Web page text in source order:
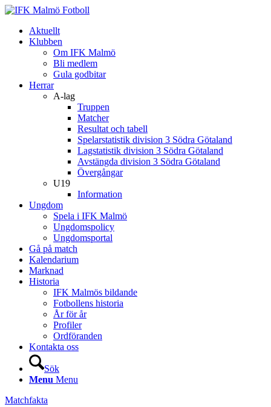
Aktuellt
Klubben
Om IFK Malmö
Bli medlem
Gula godbitar
Herrar
A-lag
Truppen
Matcher
Resultat och tabell
Spelarstatistik division 3 Södra Götaland
Lagstatistik division 3 Södra Götaland
Avstängda division 3 Södra Götaland
Övergångar
U19
Information
Ungdom
Spela i IFK Malmö
Ungdomspolicy
Ungdomsportal
Gå på match
Kalendarium
Marknad
Historia
IFK Malmös bildande
Fotbollens historia
År för år
Profiler
Ordföranden
Kontakta oss
Sök
Menu Menu
Matchfakta